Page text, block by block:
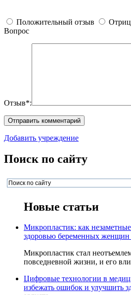
Положительный отзыв
Вопрос
Отзыв*:
Добавить учреждение
Поиск по сайту
Новые статьи
Микропластик: как
здоровью беременных женщин
Микропластик стал
повседневной жизни, и его
Цифровые технологии в
избежать ошибок и улучшить